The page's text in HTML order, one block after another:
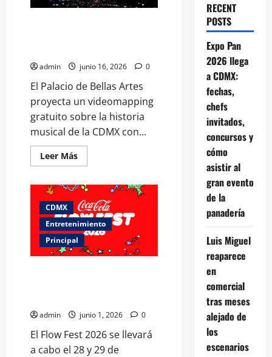
admin junio 16, 2026 0
El Palacio de Bellas Artes
proyecta un videomapping
gratuito sobre la historia
musical de la CDMX con...
Leer MásLeer
más
Videomapping
gratis
en
Bellas
Artes:
últimas
funciones
este
16
CDMX
Entretenimiento
Principal
admin junio 1, 2026 0
El Flow Fest 2026 se llevará
a cabo el 28 y 29 de
RECENT
POSTS
Expo Pan
2026 llega
a CDMX:
fechas,
chefs
invitados,
concursos y
cómo
asistir al
gran evento
de la
panadería
Luis Miguel
reaparece
en
comercial
tras meses
alejado de
los
escenarios